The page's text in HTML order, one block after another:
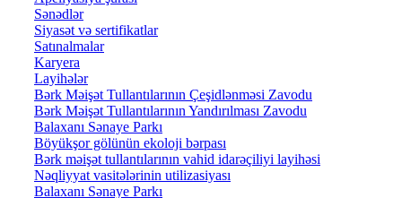
Sənədlər
Siyasət və sertifikatlar
Satınalmalar
Karyera
Layihələr
Bərk Məişət Tullantılarının Çeşidlənməsi Zavodu
Bərk Məişət Tullantılarının Yandırılması Zavodu
Balaxanı Sənaye Parkı
Böyükşor gölünün ekoloji bərpası
Bərk məişət tullantılarının vahid idarəçiliyi layihəsi
Nəqliyyat vasitələrinin utilizasiyası
Balaxanı Sənaye Parkı